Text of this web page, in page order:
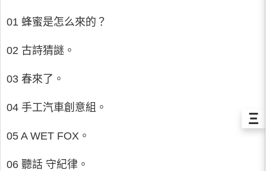
01 蜂蜜是怎么來的？
02 古詩猜謎。
03 春來了。
04 手工汽車創意組。
05 A WET FOX。
06 聽話 守紀律。
Ξ